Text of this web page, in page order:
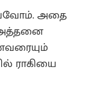
அதை
அத்தனை
ராகியை